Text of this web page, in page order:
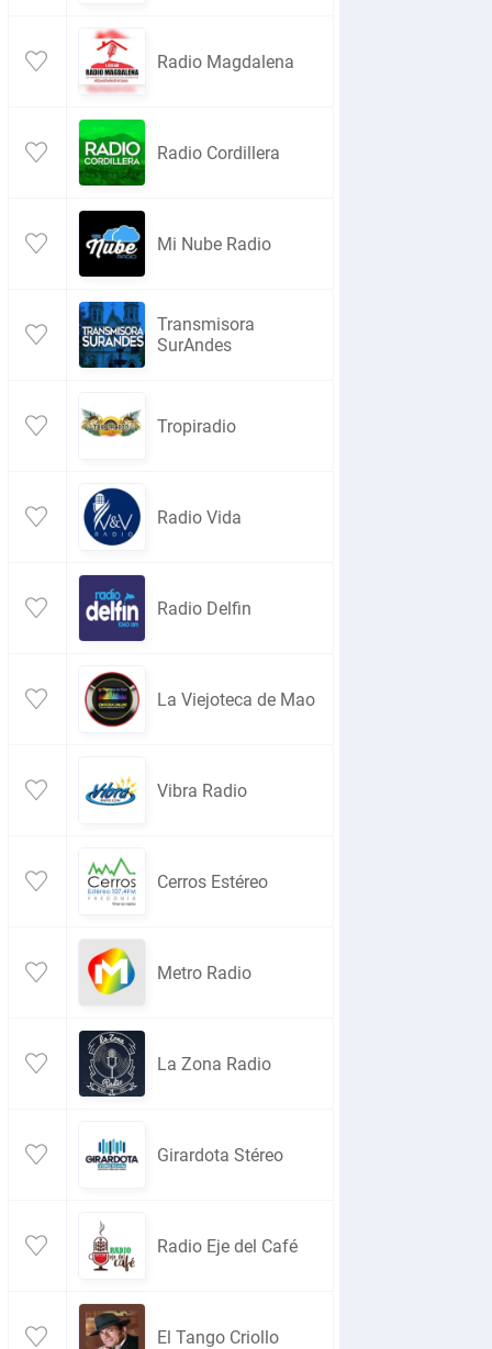
Radio Magdalena
Radio Cordillera
Mi Nube Radio
Transmisora
SurAndes
Tropiradio
Radio Vida
Radio Delfin
La Viejoteca de Mao
Vibra Radio
Cerros Estéreo
Metro Radio
La Zona Radio
Girardota Stéreo
Radio Eje del Café
El Tango Criollo